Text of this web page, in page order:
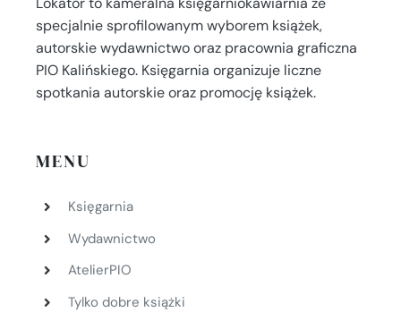
specjalnie sprofilowanym wyborem książek,
autorskie wydawnictwo oraz pracownia graficzna
PIO Kalińskiego. Księgarnia organizuje liczne
spotkania autorskie oraz promocję książek.
MENU
Księgarnia
Wydawnictwo
AtelierPIO
Tylko dobre książki